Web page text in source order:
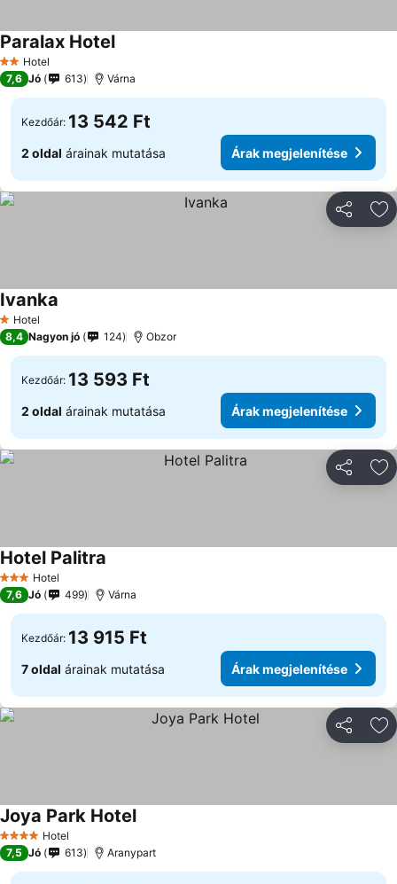
2 Kategória
Hotel
Paralax Hotel
7,6 Jó 613 Várna
Kezdőár: 13 542 Ft
2 oldal árainak mutatása Árak megjelenítése
1 Kategória
Hotel
Ivanka
8,4 Nagyon jó 124 Obzor
Kezdőár: 13 593 Ft
2 oldal árainak mutatása Árak megjelenítése
3 Kategória
Hotel
Hotel Palitra
7,6 Jó 499 Várna
Kezdőár: 13 915 Ft
7 oldal árainak mutatása Árak megjelenítése
4 KategóriaHotel
Joya Park Hotel
7,5 Jó 613 Aranypart